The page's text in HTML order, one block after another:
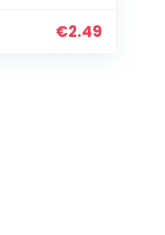
10
€2.49